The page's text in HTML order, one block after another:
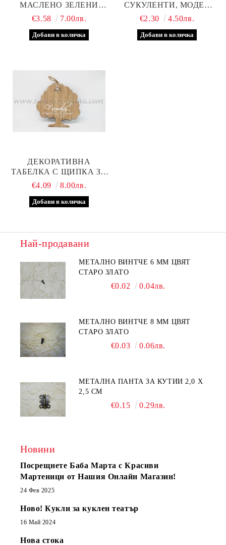
МАСЛЕНО ЗЕЛЕНИ
СТЪКЛЕНИ ТОПЧЕТА
€3.58 7.00лв.
СУКУЛЕНТИ, МОДЕЛ
ДВЕ
€2.30 4.50лв.
ДЕКОРАТИВНА
ТАБЕЛКА С ЩИПКА ЗА
БЕЛЕЖКИ, МОДЕЛ
€4.09 8.00лв.
Най-продавани
МЕТАЛНО ВИНТЧЕ 6 ММ ЦВЯТ
СТАРО ЗЛАТО
€0.02 0.04лв.
МЕТАЛНО ВИНТЧЕ 8 ММ ЦВЯТ
СТАРО ЗЛАТО
€0.03 0.06лв.
МЕТАЛНА ПАНТА ЗА КУТИИ 2,0 Х
2,5 СМ
€0.15 0.29лв.
Новини
Посрещнете Баба Марта с Красиви
Мартеници от Нашия Онлайн Магазин!
24 Фев 2025
Ново! Кукли за куклен театър
16 Май 2024
Нова стока